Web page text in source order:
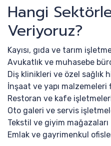
Hangi
Veriyoruz?
Kayısı, gıda ve tarım
Avukatlık ve muhasebe
Diş klinikleri ve özel sağlık
İnşaat ve yapı malzemeleri
Restoran ve kafe
Oto galeri ve servis
Tekstil ve giyim mağazaları
Emlak ve gayrimenkul